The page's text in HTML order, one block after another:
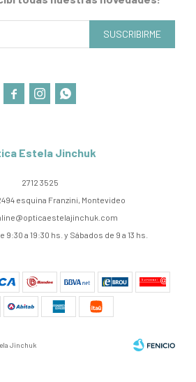
Estela Jinchuk
2712 3525
esquina Franzini, Montevideo
a 19:30 hs. y Sábados de 9 a 13 hs.
SUSCRIBIRME
  
Jinchuk